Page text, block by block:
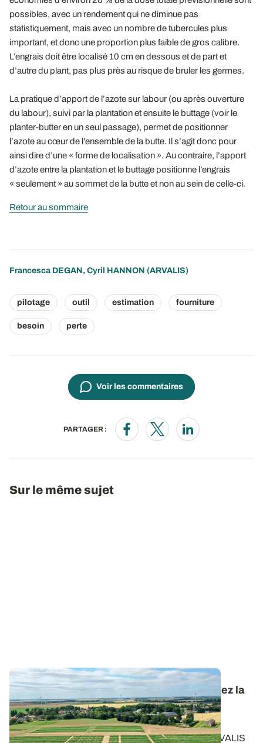
possibles, avec un rendement qui ne diminue pas
statistiquement, mais avec un nombre de tubercules plus
important, et donc une proportion plus faible de gros calibre.
L’engrais doit être localisé 10 cm en dessous et de part et
d’autre du plant, pas plus près au risque de bruler les germes.
La pratique d’apport de l’azote sur labour (ou après ouverture
du labour), suivi par la plantation et ensuite le buttage (voir le
planter-butter en un seul passage), permet de positionner
l’azote au cœur de l’ensemble de la butte. Il s’agit donc pour
ainsi dire d’une « forme de localisation ». Au contraire, l’apport
d’azote entre la plantation et le buttage positionne l’engrais
« seulement » au sommet de la butte et non au sein de celle-ci.
Retour au sommaire
Francesca DEGAN, Cyril HANNON (ARVALIS)
pilotage outil estimation fourniture
besoin perte
Voir les commentaires
PARTAGER :
Opens in a new window
Opens in a new window
Opens in a new
Sur le même sujet
Conduite de la pomme de terre : téléchargez la
synthèse des essais 2025 pour réussir la
campagne 2026
Retrouvez les résultats des essais conduits par ARVALIS